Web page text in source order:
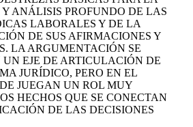
ANÁLISIS PROFUNDO DE LAS
LABORALES Y DE LA
DE SUS AFIRMACIONES Y
LA ARGUMENTACIÓN SE
EJE DE ARTICULACIÓN DE
JURÍDICO, PERO EN EL
JUEGAN UN ROL MUY
HECHOS QUE SE CONECTAN
DE LAS DECISIONES